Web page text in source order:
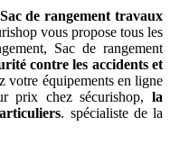
de rangement travaux
vous propose tous les
Sac de rangement
contre les accidents et
votre équipements en ligne
prix chez sécurishop, la
. spécialiste de la